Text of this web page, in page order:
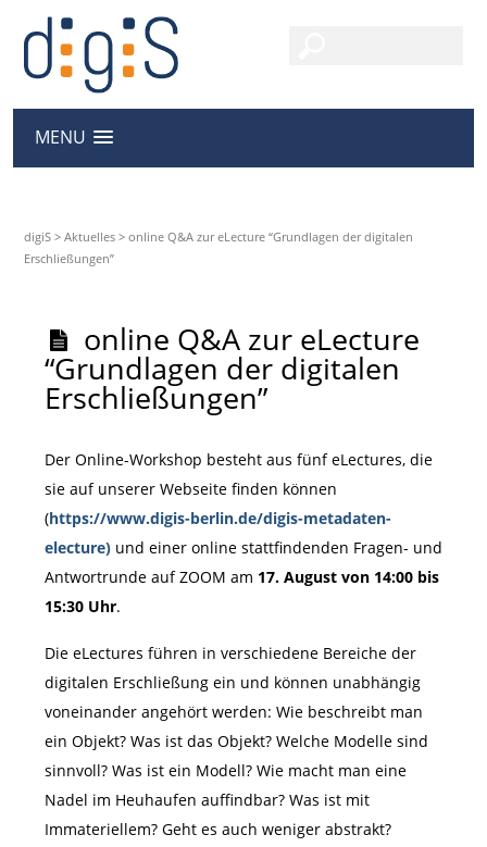
MENU
digiS >Aktuelles >online Q&A zur eLecture “Grundlagen der digitalen
Erschließungen”
online Q&A zur eLecture
“Grundlagen der digitalen
Erschließungen”
Der Online-Workshop besteht aus fünf eLectures, die
sie auf unserer Webseite finden können
(https://www.digis-berlin.de/digis-metadaten-
electure)und einer online stattfindenden Fragen- und
Antwortrunde auf ZOOM am 17. August von 14:00 bis
15:30 Uhr.
Die eLectures führen in verschiedene Bereiche der
digitalen Erschließung ein und können unabhängig
voneinander angehört werden: Wie beschreibt man
ein Objekt? Was ist das Objekt? Welche Modelle sind
sinnvoll? Was ist ein Modell? Wie macht man eine
Nadel im Heuhaufen auffindbar? Was ist mit
Immateriellem? Geht es auch weniger abstrakt?